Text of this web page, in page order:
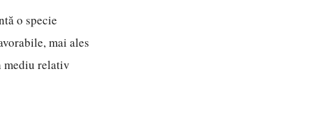
o specie
mai ales
mediu relativ